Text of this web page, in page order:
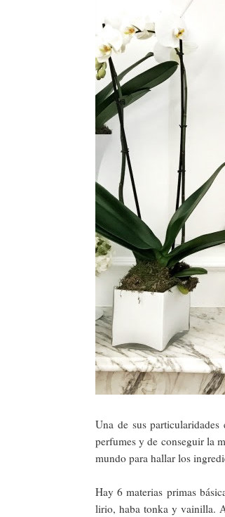
Una de sus
perfumes y de conseguir la
mundo para hallar los
Hay 6 materias primas
lirio, haba tonka y vainilla.